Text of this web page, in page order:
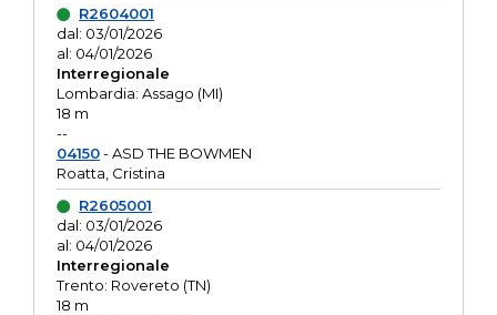
R2604001
dal: 03/01/2026
al: 04/01/2026
Interregionale
Lombardia: Assago (MI)
18 m
--
04150- ASD THE BOWMEN
Roatta, Cristina
R2605001
dal: 03/01/2026
al: 04/01/2026
Interregionale
Trento: Rovereto (TN)
18 m